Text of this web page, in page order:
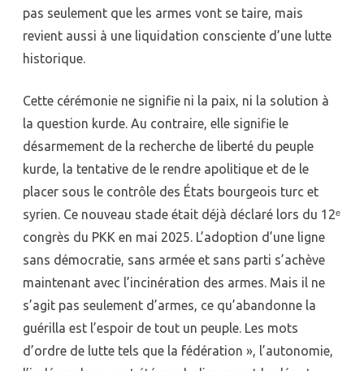
pas seulement que les armes vont se taire, mais
revient aussi à une liquidation consciente d’une lutte
historique.
Cette cérémonie ne signifie ni la paix, ni la solution à
la question kurde. Au contraire, elle signifie le
désarmement de la recherche de liberté du peuple
kurde, la tentative de le rendre apolitique et de le
placer sous le contrôle des États bourgeois turc et
syrien. Ce nouveau stade était déjà déclaré lors du 12ᵉ
congrès du PKK en mai 2025. L’adoption d’une ligne
sans démocratie, sans armée et sans parti s’achève
maintenant avec l’incinération des armes. Mais il ne
s’agit pas seulement d’armes, ce qu’abandonne la
guérilla est l’espoir de tout un peuple. Les mots
d’ordre de lutte tels que la fédération », l’autonomie,